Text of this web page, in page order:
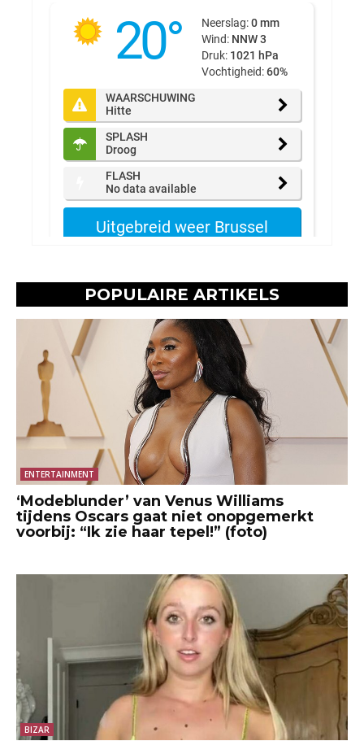
POPULAIRE ARTIKELS
ENTERTAINMENT
‘Modeblunder’ van Venus Williams
tijdens Oscars gaat niet onopgemerkt
voorbij: “Ik zie haar tepel!” (foto)
BIZAR